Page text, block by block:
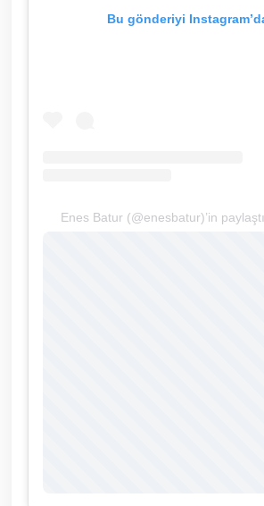
Bu gönderiyi
Enes Batur (@enesbatur)’in